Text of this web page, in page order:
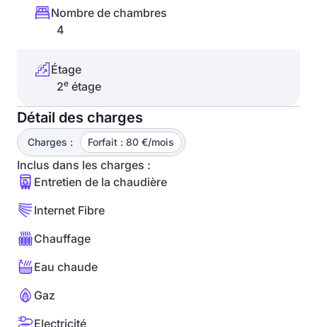
Nombre de chambres
4
Étage
2e étage
Détail des charges
Charges : Forfait : 80 €/mois
Inclus dans les charges :
Entretien de la chaudière
Internet Fibre
Chauffage
Eau chaude
Gaz
Electricité